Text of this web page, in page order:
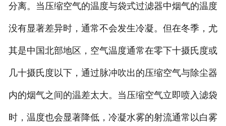
分离。当压缩空气的温度与袋式过滤器中烟气的温度
没有显著差异时，通常不会发生冷凝。但在冬季，尤
其是中国北部地区，空气温度通常在零下十摄氏度或
几十摄氏度以下，通过脉冲吹出的压缩空气与除尘器
内的烟气之间的温差太大。当压缩空气立即喷入滤袋
时，温度也会显著降低，冷凝水雾的射流通常以白雾